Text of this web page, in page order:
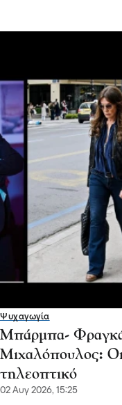
Ψυχαγωγία
Μπάρμπα-
Μιχαλόπουλος:
τηλεοπτικό
02 Αυγ 2026, 15:25